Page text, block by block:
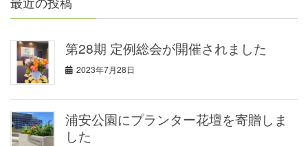
第28期 定例総会が開催されました
2023年7月28日
浦安公園にプランター花壇を寄贈しま
した